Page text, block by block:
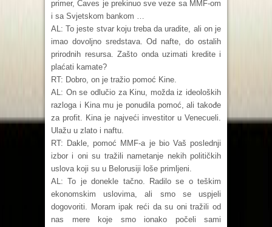
primer, Čaves je prekinuo sve veze sa MMF-om
i sa Svjetskom bankom …
AL: To jeste stvar koju treba da uradite, ali on je
imao dovoljno sredstava. Od nafte, do ostalih
prirodnih resursa. Zašto onda uzimati kredite i
plaćati kamate?
RT: Dobro, on je tražio pomoć Kine.
AL: On se odlučio za Kinu, možda iz ideoloških
razloga i Kina mu je ponudila pomoć, ali takođe
za profit. Kina je najveći investitor u Venecueli.
Ulažu u zlato i naftu.
RT: Dakle, pomoć MMF-a je bio Vaš poslednji
izbor i oni su tražili nametanje nekih političkih
uslova koji su u Belorusiji loše primljeni.
AL: To je donekle tačno. Radilo se o teškim
ekonomskim uslovima, ali smo se uspjeli
dogovoriti. Moram ipak reći da su oni tražili od
nas mere koje smo ionako počeli sami